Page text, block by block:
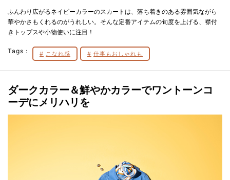
ふんわり広がるネイビーカラーのスカートは、落ち着きのある雰囲気ながら
華やかさもくれるのがうれしい。そんな定番アイテムの旬度を上げる、襟付
きトップスや小物使いに注目！
Tags： こなれ感 仕事もおしゃれも
ダークカラー＆鮮やかカラーでワントーンコ
ーデにメリハリを